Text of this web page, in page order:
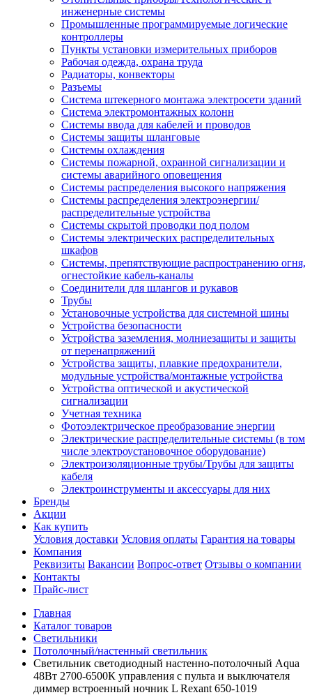
инженерные системы
Промышленные программируемые логические
контроллеры
Пункты установки измерительных приборов
Рабочая одежда, охрана труда
Радиаторы, конвекторы
Разъемы
Система штекерного монтажа электросети зданий
Система электромонтажных колонн
Системы ввода для кабелей и проводов
Системы защиты шланговые
Системы охлаждения
Системы пожарной, охранной сигнализации и
системы аварийного оповещения
Системы распределения высокого напряжения
Системы распределения электроэнергии/
распределительные устройства
Системы скрытой проводки под полом
Системы электрических распределительных
шкафов
Системы, препятствующие распространению огня,
огнестойкие кабель-каналы
Соединители для шлангов и рукавов
Трубы
Установочные устройства для системной шины
Устройства безопасности
Устройства заземления, молниезащиты и защиты
от перенапряжений
Устройства защиты, плавкие предохранители,
модульные устройства/монтажные устройства
Устройства оптической и акустической
сигнализации
Учетная техника
Фотоэлектрическое преобразование энергии
Электрические распределительные системы (в том
числе электроустановочное оборудование)
Электроизоляционные трубы/Трубы для защиты
кабеля
Электроинструменты и аксессуары для них
Бренды
Акции
Как купить
Условия доставки Условия оплаты Гарантия на товары
Компания
Реквизиты Вакансии Вопрос-ответ Отзывы о компании
Контакты
Прайс-лист
Главная
Каталог товаров
Светильники
Потолочный/настенный светильник
Светильник светодиодный настенно-потолочный Aqua
48Вт 2700-6500К управления с пульта и выключателя
диммер встроенный ночник L Rexant 650-1019